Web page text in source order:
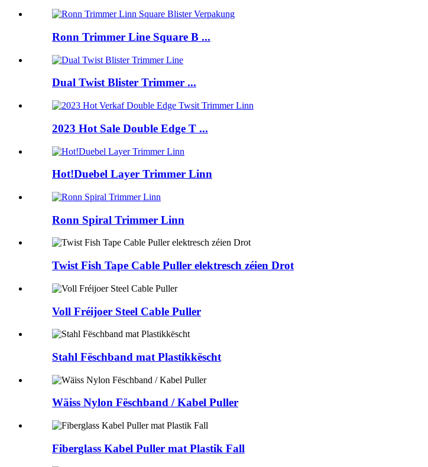
Ronn Trimmer Line Square B ...
Dual Twist Blister Trimmer ...
2023 Hot Sale Double Edge T ...
Hot!Duebel Layer Trimmer Linn
Ronn Spiral Trimmer Linn
Twist Fish Tape Cable Puller elektresch zéien Drot
Voll Fréijoer Steel Cable Puller
Stahl Fëschband mat Plastikkëscht
Wäiss Nylon Fëschband / Kabel Puller
Fiberglass Kabel Puller mat Plastik Fall